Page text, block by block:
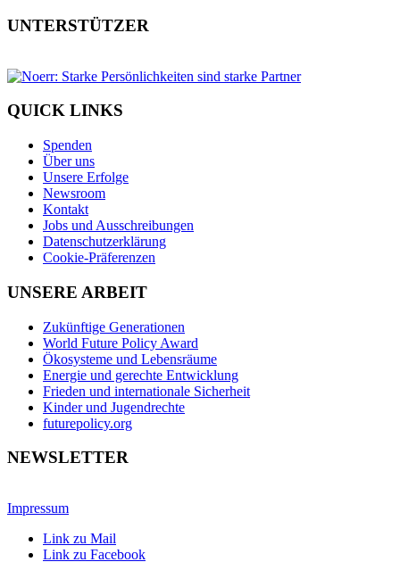
UNTERSTÜTZER
QUICK LINKS
Spenden
Über uns
Unsere Erfolge
Newsroom
Kontakt
Jobs und Ausschreibungen
Datenschutzerklärung
Cookie-Präferenzen
UNSERE ARBEIT
Zukünftige Generationen
World Future Policy Award
Ökosysteme und Lebensräume
Energie und gerechte Entwicklung
Frieden und internationale Sicherheit
Kinder und Jugendrechte
futurepolicy.org
NEWSLETTER
Impressum
Link zu Mail
Link zu Facebook